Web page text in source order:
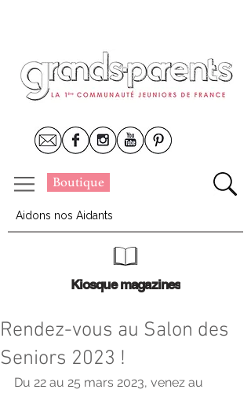
Boutique
Aidons nos Aidants
Kiosque magazines
Rendez-vous au Salon des
Seniors 2023 !
Du 22 au 25 mars 2023, venez au